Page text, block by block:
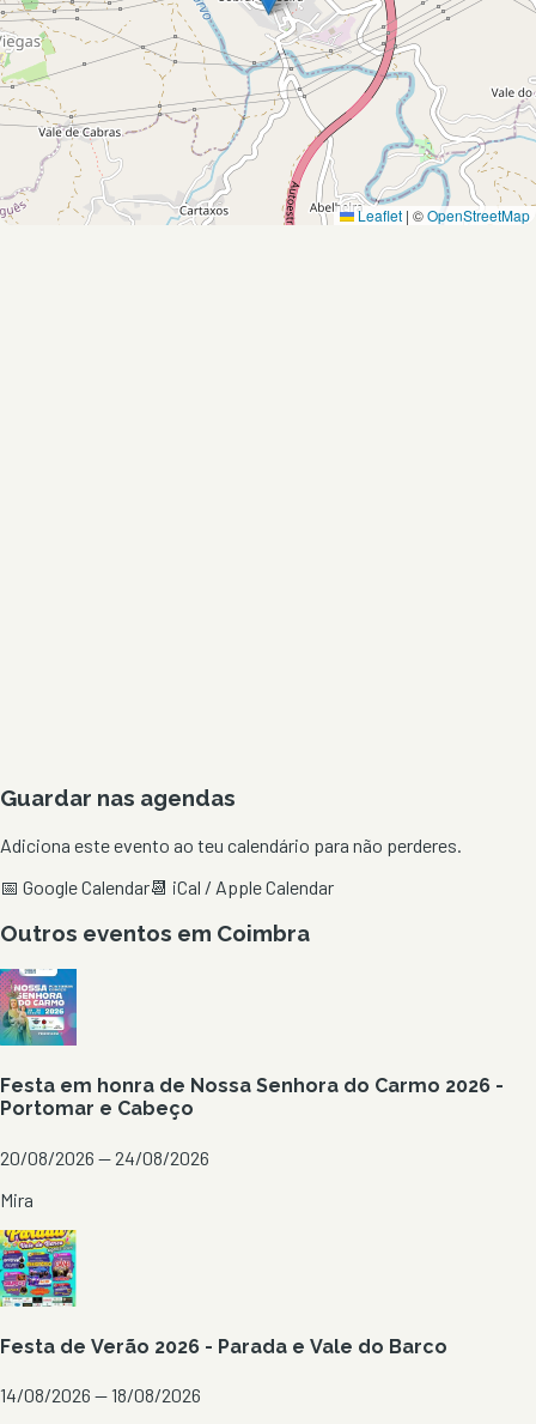
Leaflet | ©OpenStreetMap
Guardar nas agendas
Adiciona este evento ao teu calendário para não perderes.
📅 Google Calendar📆 iCal / Apple Calendar
Outros eventos em Coimbra
Festa em honra de Nossa Senhora do Carmo 2026 -
Portomar e Cabeço
20/08/2026 — 24/08/2026
Mira
Festa de Verão 2026 - Parada e Vale do Barco
14/08/2026 — 18/08/2026